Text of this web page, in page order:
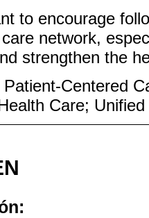
to encourage
network,
strengthen the
Patient-Centered
Care;